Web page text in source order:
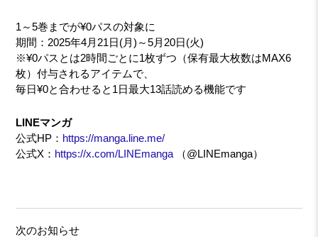
1～5巻までが¥0パスの対象に
期間：2025年4月21日(月)～5月20日(火)
※¥0パスとは2時間ごとに1枚ずつ（保有最大枚数はMAX6
枚）付与されるアイテムで、
毎日¥0と合わせると1日最大13話読める機能です
LINEマンガ
公式HP： https://manga.line.me/
公式X： https://x.com/LINEmanga （@LINEmanga）
次のお知らせ